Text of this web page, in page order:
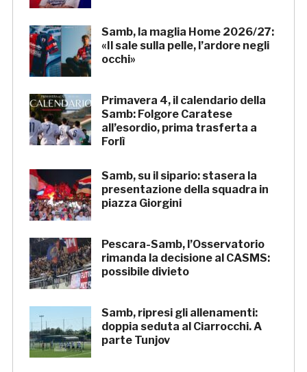
Samb, la maglia Home 2026/27:
«Il sale sulla pelle, l’ardore negli
occhi»
Primavera 4, il calendario della
Samb: Folgore Caratese
all’esordio, prima trasferta a
Forlì
Samb, su il sipario: stasera la
presentazione della squadra in
piazza Giorgini
Pescara-Samb, l’Osservatorio
rimanda la decisione al CASMS:
possibile divieto
Samb, ripresi gli allenamenti:
doppia seduta al Ciarrocchi. A
parte Tunjov